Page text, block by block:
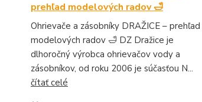
prehľad modelových radov 🛁
Ohrievače a zásobníky DRAŽICE – prehľad
modelových radov 🛁 DZ Dražice je
dlhoročný výrobca ohrievačov vody a
zásobníkov, od roku 2006 je súčasťou N...
čítať celé